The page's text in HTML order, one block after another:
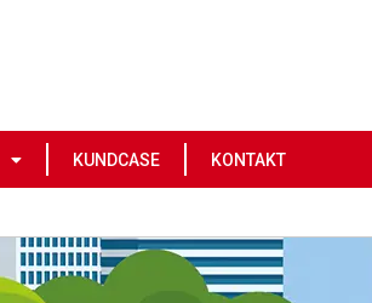
KUNDCASE KONTAKT